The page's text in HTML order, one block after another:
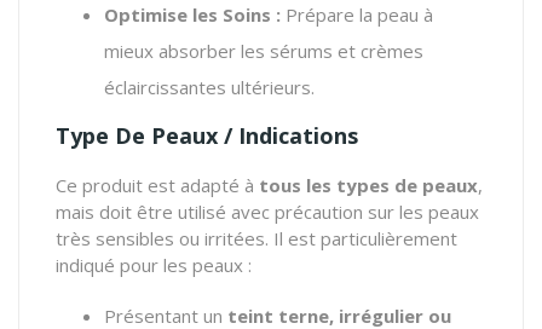
Optimise les Soins : Prépare la peau à
mieux absorber les sérums et crèmes
éclaircissantes ultérieurs.
Type De Peaux / Indications
Ce produit est adapté à tous les types de peaux,
mais doit être utilisé avec précaution sur les peaux
très sensibles ou irritées. Il est particulièrement
indiqué pour les peaux :
Présentant un teint terne, irrégulier ou